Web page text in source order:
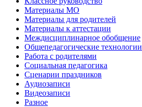
Материалы МО
Материалы для родителей
Материалы к аттестации
Междисциплинарное обобщение
Общепедагогические технологии
Работа с родителями
Социальная педагогика
Сценарии праздников
Аудиозаписи
Видеозаписи
Разное